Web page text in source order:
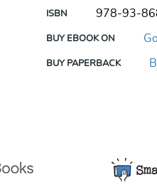
ISBN 978-93-
BUY EBOOK ON
BUY PAPERBACK